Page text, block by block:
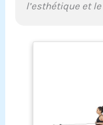
l’esthétique et